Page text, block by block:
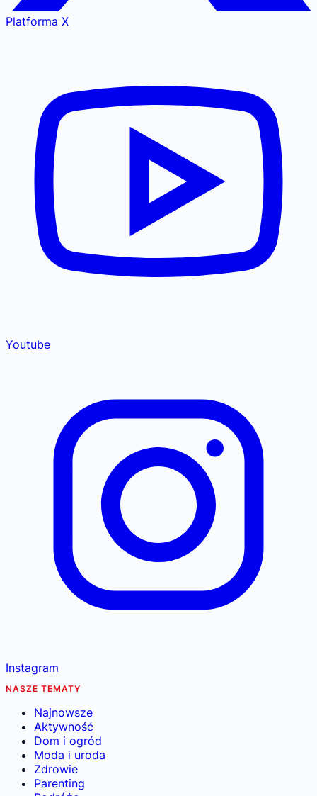
Platforma X
Youtube
Instagram
NASZE TEMATY
Najnowsze
Aktywność
Dom i ogród
Moda i uroda
Zdrowie
Parenting